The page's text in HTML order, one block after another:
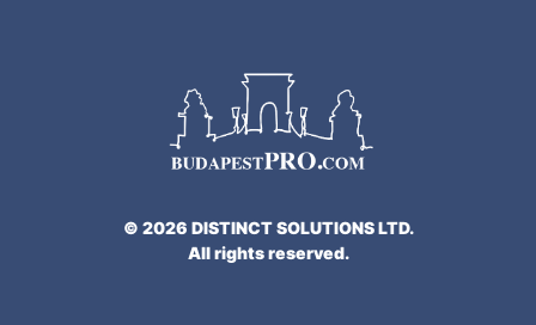
© 2026 DISTINCT SOLUTIONS LTD.
All rights reserved.